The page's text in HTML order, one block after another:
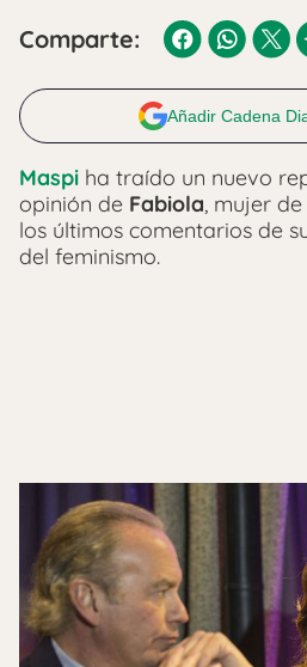
Comparte:
Añadir Cadena
Maspi ha traído un nuevo
opinión de Fabiola , mujer de
los últimos comentarios de
del feminismo.